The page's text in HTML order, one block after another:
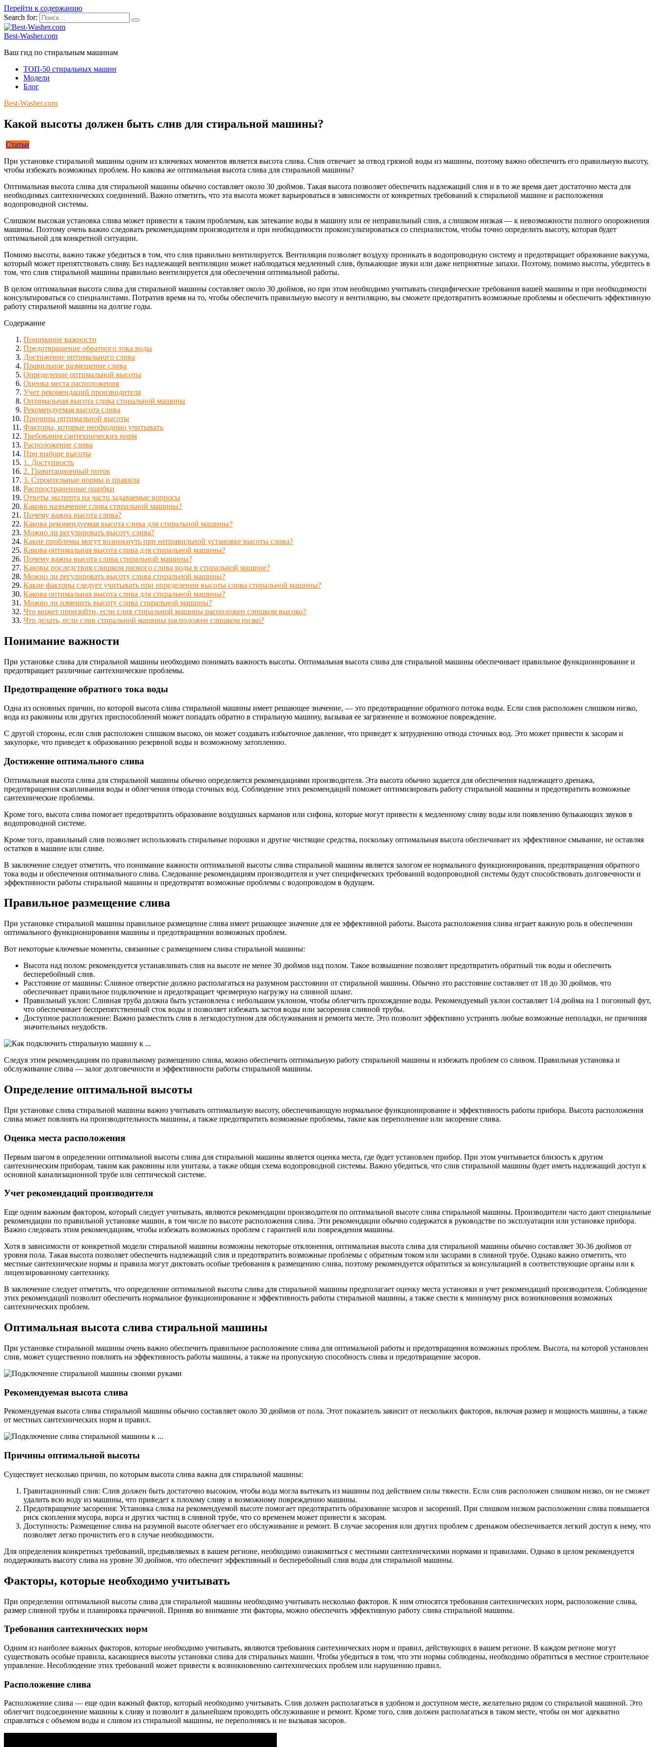
Перейти к содержанию
Search for:
Best-Washer.com
Ваш гид по стиральным машинам
ТОП-50 стиральных машин
Модели
Блог
Best-Washer.com
Какой высоты должен быть слив для стиральной машины?
Статьи
При установке стиральной машины одним из ключевых моментов является высота слива. Слив отвечает за отвод грязной воды из машины, поэтому важно обеспечить его правильную высоту,
чтобы избежать возможных проблем. Но какова же оптимальная высота слива для стиральной машины?
Оптимальная высота слива для стиральной машины обычно составляет около 30 дюймов. Такая высота позволяет обеспечить надлежащий слив и в то же время дает достаточно места для
необходимых сантехнических соединений. Важно отметить, что эта высота может варьироваться в зависимости от конкретных требований к стиральной машине и расположения
водопроводной системы.
Слишком высокая установка слива может привести к таким проблемам, как затекание воды в машину или ее неправильный слив, а слишком низкая — к невозможности полного опорожнения
машины. Поэтому очень важно следовать рекомендациям производителя и при необходимости проконсультироваться со специалистом, чтобы точно определить высоту, которая будет
оптимальной для конкретной ситуации.
Помимо высоты, важно также убедиться в том, что слив правильно вентилируется. Вентиляция позволяет воздуху проникать в водопроводную систему и предотвращает образование вакуума,
который может препятствовать сливу. Без надлежащей вентиляции может наблюдаться медленный слив, булькающие звуки или даже неприятные запахи. Поэтому, помимо высоты, убедитесь в
том, что слив стиральной машины правильно вентилируется для обеспечения оптимальной работы.
В целом оптимальная высота слива для стиральной машины составляет около 30 дюймов, но при этом необходимо учитывать специфические требования вашей машины и при необходимости
консультироваться со специалистами. Потратив время на то, чтобы обеспечить правильную высоту и вентиляцию, вы сможете предотвратить возможные проблемы и обеспечить эффективную
работу стиральной машины на долгие годы.
Содержание
Понимание важности
Предотвращение обратного тока воды
Достижение оптимального слива
Правильное размещение слива
Определение оптимальной высоты
Оценка места расположения
Учет рекомендаций производителя
Оптимальная высота слива стиральной машины
Рекомендуемая высота слива
Причины оптимальной высоты
Факторы, которые необходимо учитывать
Требования сантехнических норм
Расположение слива
При выборе высоты
1. Доступность
2. Гравитационный поток
3. Строительные нормы и правила
Распространенные ошибки
Ответы эксперта на часто задаваемые вопросы
Каково назначение слива стиральной машины?
Почему важна высота слива?
Какова рекомендуемая высота слива для стиральной машины?
Можно ли регулировать высоту слива?
Какие проблемы могут возникнуть при неправильной установке высоты слива?
Какова оптимальная высота слива для стиральной машины?
Почему важна высота слива стиральной машины?
Каковы последствия слишком низкого слива воды в стиральной машине?
Можно ли регулировать высоту слива стиральной машины?
Какие факторы следует учитывать при определении высоты слива стиральной машины?
Какова оптимальная высота слива для стиральной машины?
Можно ли изменить высоту слива стиральной машины?
Что может произойти, если слив стиральной машины расположен слишком высоко?
Что делать, если слив стиральной машины расположен слишком низко?
Понимание важности
При установке слива для стиральной машины необходимо понимать важность высоты. Оптимальная высота слива для стиральной машины обеспечивает правильное функционирование и
предотвращает различные сантехнические проблемы.
Предотвращение обратного тока воды
Одна из основных причин, по которой высота слива стиральной машины имеет решающее значение, — это предотвращение обратного потока воды. Если слив расположен слишком низко,
вода из раковины или других приспособлений может попадать обратно в стиральную машину, вызывая ее загрязнение и возможное повреждение.
С другой стороны, если слив расположен слишком высоко, он может создавать избыточное давление, что приведет к затруднению отвода сточных вод. Это может привести к засорам и
закупорке, что приведет к образованию резервной воды и возможному затоплению.
Достижение оптимального слива
Оптимальная высота слива для стиральной машины обычно определяется рекомендациями производителя. Эта высота обычно задается для обеспечения надлежащего дренажа,
предотвращения скапливания воды и облегчения отвода сточных вод. Соблюдение этих рекомендаций поможет оптимизировать работу стиральной машины и предотвратить возможные
сантехнические проблемы.
Кроме того, высота слива помогает предотвратить образование воздушных карманов или сифона, которые могут привести к медленному сливу воды или появлению булькающих звуков в
водопроводной системе.
Кроме того, правильный слив позволяет использовать стиральные порошки и другие чистящие средства, поскольку оптимальная высота обеспечивает их эффективное смывание, не оставляя
остатков в машине или сливе.
В заключение следует отметить, что понимание важности оптимальной высоты слива стиральной машины является залогом ее нормального функционирования, предотвращения обратного
тока воды и обеспечения оптимального слива. Следование рекомендациям производителя и учет специфических требований водопроводной системы будут способствовать долговечности и
эффективности работы стиральной машины и предотвратят возможные проблемы с водопроводом в будущем.
Правильное размещение слива
При установке стиральной машины правильное размещение слива имеет решающее значение для ее эффективной работы. Высота расположения слива играет важную роль в обеспечении
оптимального функционирования машины и предотвращении возможных проблем.
Вот некоторые ключевые моменты, связанные с размещением слива стиральной машины:
Высота над полом: рекомендуется устанавливать слив на высоте не менее 30 дюймов над полом. Такое возвышение позволяет предотвратить обратный ток воды и обеспечить
бесперебойный слив.
Расстояние от машины: Сливное отверстие должно располагаться на разумном расстоянии от стиральной машины. Обычно это расстояние составляет от 18 до 30 дюймов, что
обеспечивает правильное подключение и предотвращает чрезмерную нагрузку на сливной шланг.
Правильный уклон: Сливная труба должна быть установлена с небольшим уклоном, чтобы облегчить прохождение воды. Рекомендуемый уклон составляет 1/4 дюйма на 1 погонный фут,
что обеспечивает беспрепятственный сток воды и позволяет избежать застоя воды или засорения сливной трубы.
Доступное расположение: Важно разместить слив в легкодоступном для обслуживания и ремонта месте. Это позволит эффективно устранять любые возможные неполадки, не причиняя
значительных неудобств.
Следуя этим рекомендациям по правильному размещению слива, можно обеспечить оптимальную работу стиральной машины и избежать проблем со сливом. Правильная установка и
обслуживание слива — залог долговечности и эффективности работы стиральной машины.
Определение оптимальной высоты
При установке слива стиральной машины важно учитывать оптимальную высоту, обеспечивающую нормальное функционирование и эффективность работы прибора. Высота расположения
слива может повлиять на производительность машины, а также предотвратить возможные проблемы, такие как переполнение или засорение слива.
Оценка места расположения
Первым шагом в определении оптимальной высоты слива для стиральной машины является оценка места, где будет установлен прибор. При этом учитывается близость к другим
сантехническим приборам, таким как раковины или унитазы, а также общая схема водопроводной системы. Важно убедиться, что слив стиральной машины будет иметь надлежащий доступ к
основной канализационной трубе или септической системе.
Учет рекомендаций производителя
Еще одним важным фактором, который следует учитывать, являются рекомендации производителя по оптимальной высоте слива стиральной машины. Производители часто дают специальные
рекомендации по правильной установке машин, в том числе по высоте расположения слива. Эти рекомендации обычно содержатся в руководстве по эксплуатации или установке прибора.
Важно следовать этим рекомендациям, чтобы избежать возможных проблем с гарантией или повреждения машины.
Хотя в зависимости от конкретной модели стиральной машины возможны некоторые отклонения, оптимальная высота слива для стиральной машины обычно составляет 30-36 дюймов от
уровня пола. Такая высота позволяет обеспечить надлежащий слив и предотвратить возможные проблемы с обратным током или засорами в сливной трубе. Однако важно отметить, что
местные сантехнические нормы и правила могут диктовать особые требования к размещению слива, поэтому рекомендуется обратиться за консультацией в соответствующие органы или к
лицензированному сантехнику.
В заключение следует отметить, что определение оптимальной высоты слива для стиральной машины предполагает оценку места установки и учет рекомендаций производителя. Соблюдение
этих рекомендаций позволит обеспечить нормальное функционирование и эффективность работы стиральной машины, а также свести к минимуму риск возникновения возможных
сантехнических проблем.
Оптимальная высота слива стиральной машины
При установке стиральной машины очень важно обеспечить правильное расположение слива для оптимальной работы и предотвращения возможных проблем. Высота, на которой установлен
слив, может существенно повлиять на эффективность работы машины, а также на пропускную способность слива и предотвращение засоров.
Рекомендуемая высота слива
Рекомендуемая высота слива стиральной машины обычно составляет около 30 дюймов от пола. Этот показатель зависит от нескольких факторов, включая размер и мощность машины, а также
от местных сантехнических норм и правил.
Причины оптимальной высоты
Существует несколько причин, по которым высота слива важна для стиральной машины:
Гравитационный слив: Слив должен быть достаточно высоким, чтобы вода могла вытекать из машины под действием силы тяжести. Если слив расположен слишком низко, он не сможет
удалить всю воду из машины, что приведет к плохому сливу и возможному повреждению машины.
Предотвращение засорения: Установка слива на рекомендуемой высоте помогает предотвратить образование засоров и засорений. При слишком низком расположении слива повышается
риск скопления мусора, ворса и других частиц в сливной трубе, что со временем может привести к засорам.
Доступность: Размещение слива на разумной высоте облегчает его обслуживание и ремонт. В случае засорения или других проблем с дренажом обеспечивается легкий доступ к нему, что
позволяет легко прочистить его в случае необходимости.
Для определения конкретных требований, предъявляемых в вашем регионе, необходимо ознакомиться с местными сантехническими нормами и правилами. Однако в целом рекомендуется
поддерживать высоту слива на уровне 30 дюймов, что обеспечит эффективный и бесперебойный слив воды для стиральной машины.
Факторы, которые необходимо учитывать
При определении оптимальной высоты слива для стиральной машины необходимо учитывать несколько факторов. К ним относятся требования сантехнических норм, расположение слива,
размер сливной трубы и планировка прачечной. Приняв во внимание эти факторы, можно обеспечить эффективную работу слива стиральной машины.
Требования сантехнических норм
Одним из наиболее важных факторов, которые необходимо учитывать, являются требования сантехнических норм и правил, действующих в вашем регионе. В каждом регионе могут
существовать особые правила, касающиеся высоты установки слива для стиральных машин. Чтобы убедиться в том, что эти нормы соблюдены, необходимо обратиться в местное строительное
управление. Несоблюдение этих требований может привести к возникновению сантехнических проблем или нарушению правил.
Расположение слива
Расположение слива — еще один важный фактор, который необходимо учитывать. Слив должен располагаться в удобном и доступном месте, желательно рядом со стиральной машиной. Это
облегчит подсоединение машины к сливу и позволит в дальнейшем проводить обслуживание и ремонт. Кроме того, слив должен располагаться в таком месте, чтобы он мог адекватно
справляться с объемом воды и сливом из стиральной машины, не переполняясь и не вызывая засоров.